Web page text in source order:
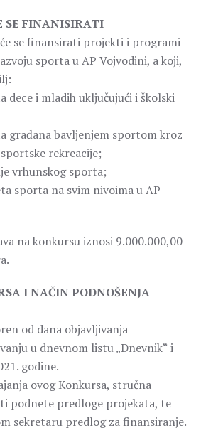
SE FINANISIRATI
se finansirati projekti i programi
sporta u AP Vojvodini, a koji,
dece i mladih uključujući i školski
građana bavljenjem sportom kroz
rekreacije;
vrhunskog sporta;
sporta na svim nivoima u AP
na konkursu iznosi 9.000.000,00
I NAČIN PODNOŠENJA
od dana objavljivanja
u dnevnom listu „Dnevnik“ i
godine.
ovog Konkursa, stručna
podnete predloge projekata, te
sekretaru predlog za finansiranje.